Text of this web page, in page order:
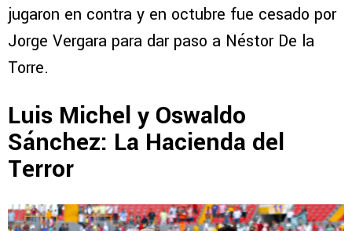
jugaron en contra y en octubre fue cesado por
Jorge Vergara para dar paso a Néstor De la
Torre.
Luis Michel y Oswaldo
Sánchez: La Hacienda del
Terror